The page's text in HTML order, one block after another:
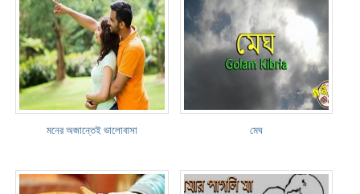
মনের অজান্তেই ভালোবাসা মেঘ